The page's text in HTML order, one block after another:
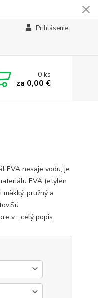
Prihlásenie
0ks
za 0,00 €
EVA nesaje vodu, je
EVA (etylén
pružný a
v... celý popis